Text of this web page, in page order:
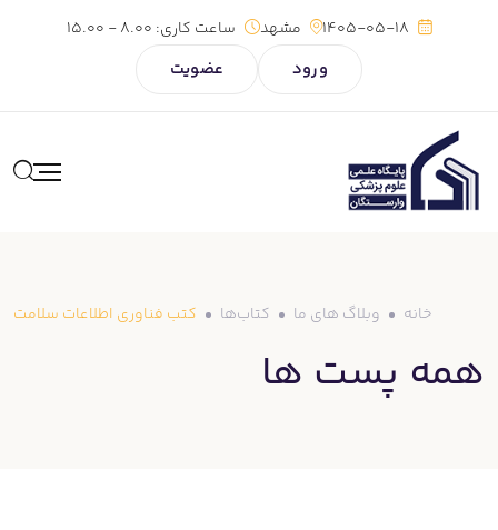
1405-05-18 مشهد ساعت کاری:
ورود عضویت
کتب فناوری اطلاعات سلامت کتاب‌ها وبلاگ های ما خانه
همه پست ها